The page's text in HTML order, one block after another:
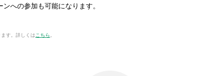
への参加も可能になります。
す。詳しくはこちら。